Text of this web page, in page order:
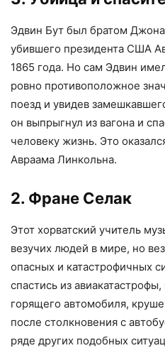
Эдвин Бут был братом
убившего президента США
1865 года. Но сам Эдвин
ровно противоположное
поезд и увидев
он выпрыгнул из вагона и
человеку жизнь. Это
Авраама Линкольна.
2. Фране Селак
Этот хорватский учитель
везучих людей в мире, но
опасных и катастрофичных
спастись из
горящего автомобиля,
после столкновения с
ряде других подобных